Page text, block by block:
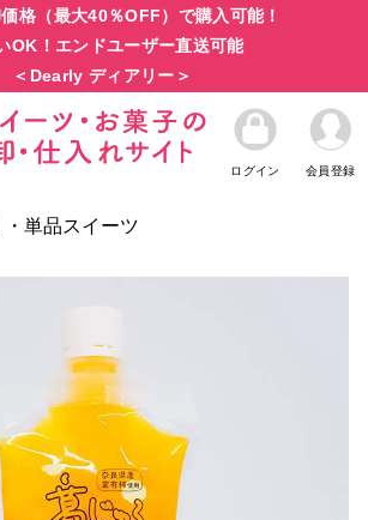
格（最大40％OFF）で購入可能！
OK！エンドユーザー直送可能
＜Dearly ディアリー＞
ログイン 会員登録
・単品スイーツ